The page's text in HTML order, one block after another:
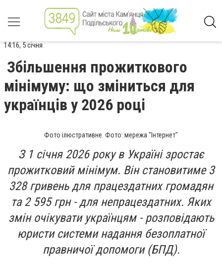
14:16, 5 січня
Збільшення прожиткового
мінімуму: що зміниться для
українців у 2026 році
Фото ілюстративне. Фото: мережа "Інтернет"
З 1 січня 2026 року в Україні зростає
прожитковий мінімум. Він становитиме 3
328 гривень для працездатних громадян
та 2 595 грн - для непрацездатних. Яких
змін очікувати українцям - розповідають
юристи системи надання безоплатної
правничої допомоги (БПД).